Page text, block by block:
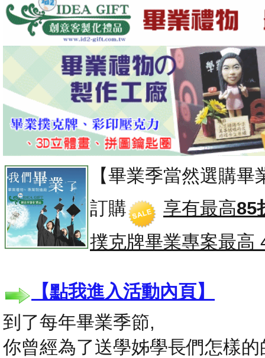
【畢業季當然選購
訂購
享有最高85
撲克牌畢業專案最高
【點我進入活動內頁】
到了每年畢業季節,
你曾經為了送學姊學長們怎樣